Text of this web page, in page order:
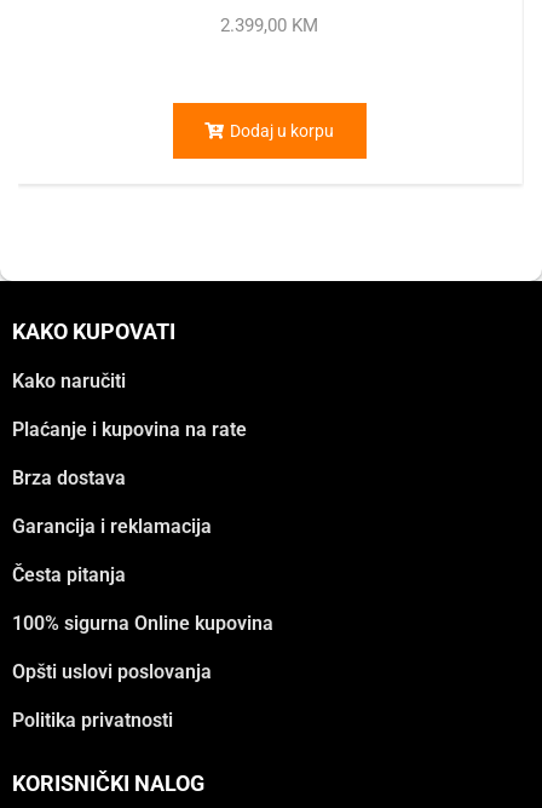
2.399,00 KM
Dodaj u korpu
KAKO KUPOVATI
Kako naručiti
Plaćanje i kupovina na rate
Brza dostava
Garancija i reklamacija
Česta pitanja
100% sigurna Online kupovina
Opšti uslovi poslovanja
Politika privatnosti
KORISNIČKI NALOG